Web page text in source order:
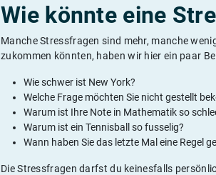
Wie könnte eine
Manche Stressfragen sind mehr, manche
zukommen könnten, haben wir hier ein paar
Wie schwer ist New York?
Welche Frage möchten Sie nicht gestellt
Warum ist Ihre Note in Mathematik so
Warum ist ein Tennisball so fusselig?
Wann haben Sie das letzte Mal eine Regel
Die Stressfragen darfst du keinesfalls